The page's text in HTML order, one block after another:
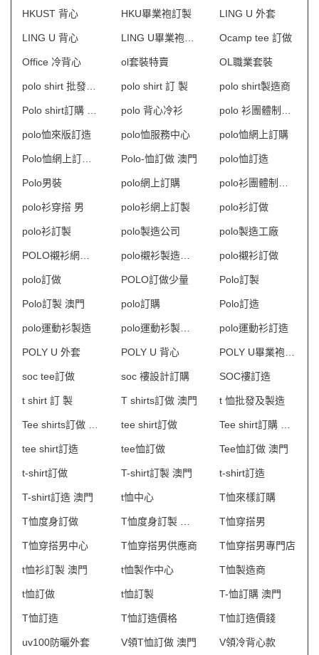
HKUST 背心 HKU畢業袍訂製 LING U 外套
LING U 背心 Ocamp tee 訂做
Office 冷背心 ol套裝特賣 OL職業套裝
polo shirt 訂 製 polo shirt製造商
polo 背心冷衫
polo恤來版訂造 polo恤服務中心 polo恤網上訂購
Polo-恤訂做 澳門 polo恤訂造
Polo男裝 polo網上訂購
polo衫穿搭 男 polo衫網上訂製 polo衫訂做
polo衫訂製 polo製造公司 polo製造工廠
polo襯衫製造商HK polo襯衫訂做
polo訂做 POLO訂做少量 Polo訂製
Polo訂製 澳門 polo訂購 Polo訂造
polo運動衫製造 polo運動衫製造商香港 polo運動衫訂造
POLY U 外套 POLY U 背心
soc tee訂做 soc 褸設計訂購 SOC褸訂造
t shirt 訂 製 T shirts訂做 澳門 t 恤批發及製造
tee shirt訂做
tee shirt訂造 tee恤訂做 Tee恤訂做 澳門
t-shirt訂做 T-shirt訂製 澳門 t-shirt訂造
T-shirt訂造 澳門 t恤中心 T恤來樣訂購
T恤度身訂做 T恤穿搭男
T恤穿搭男中心 T恤穿搭男供應商 T恤穿搭男專門店
t恤衫訂製 澳門 t恤製作中心 T恤製造商
t恤訂做 t恤訂製 T-恤訂購 澳門
T恤訂造 T恤訂造價格 T恤訂造價錢
uv100防曬外套 V領T恤訂做 澳門 V領冷背心款